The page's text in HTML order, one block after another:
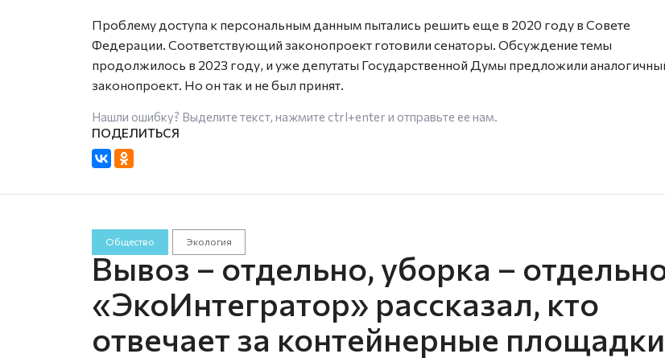
Проблему доступа к персональным данным пытались решить еще в 2020 году в Совете
Федерации. Соответствующий законопроект готовили сенаторы. Обсуждение темы
продолжилось в 2023 году, и уже депутаты Государственной Думы предложили
законопроект. Но он так и не был принят.
Нашли ошибку? Выделите текст, нажмите ctrl+enterи отправьте ее нам.
Общество Экология
Вывоз – отдельно, уборка –
«ЭкоИнтегратор» рассказал, кто
отвечает за контейнерные площадки